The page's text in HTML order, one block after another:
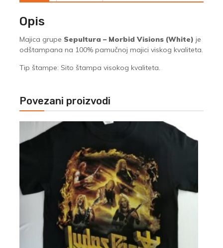
Opis
Majica grupe Sepultura – Morbid Visions (White) je
odštampana na 100% pamučnoj majici viskog kvaliteta.
Tip štampe: Sito štampa visokog kvaliteta.
Povezani proizvodi